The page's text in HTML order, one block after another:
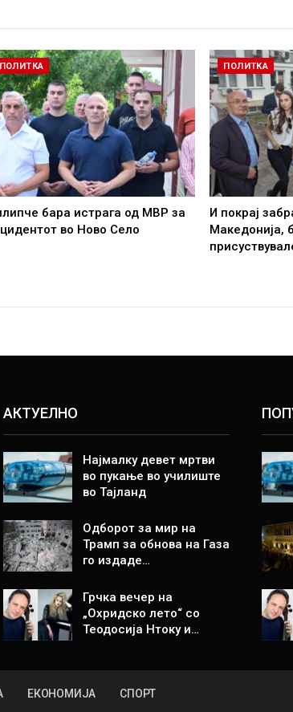
ПОЛИТКА
бара истрага од МВР за
во Ново Село
ПОЛИТКА
И покрај
Македонија,
АКТУЕЛНО
Најмалку девет мртви
во пукање во училиште
во Тајланд
Одборот за мир на
Трамп за обнова на Газа
го издаде…
Грчка вечер на
„Охридско лето“ со
Теодосија Нтоку и…
ЕКОНОМИЈА СПОРТ